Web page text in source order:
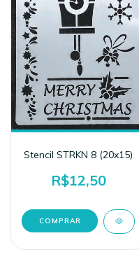
Stencil STRKN 8 (20x15)
R$12,50